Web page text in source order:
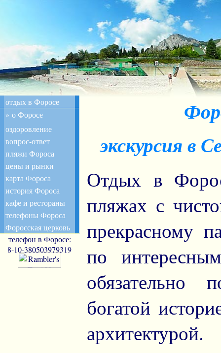
экскурсия в
Отдых в
пляжах с
прекрасному
по
обязательно
богатой
архитектурой.
отдых в Форосе
» о Форосе
оздоровление
вопрос-ответ
пляжи Фороса
цены и рынки
карта Фороса
история Фороса
кафе и рестораны
телефоны Фороса
Форосская церковь
телефон в Форосе:
8-10-380503979319